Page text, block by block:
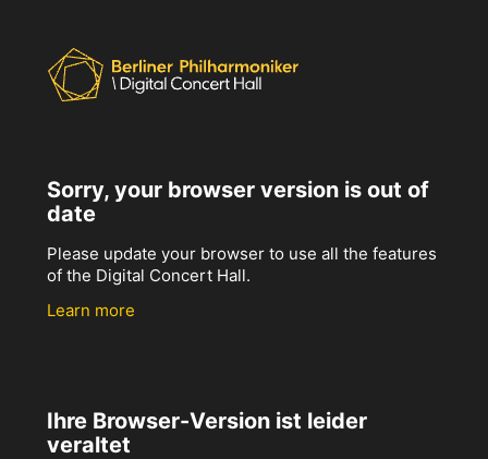
Sorry, your browser version is out of
date
Please update your browser to use all the features
of the Digital Concert Hall.
Learn more
Ihre Browser-Version ist leider
veraltet